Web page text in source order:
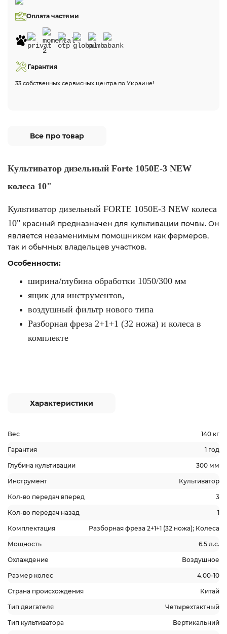
Оплата частями
Гарантия
33 собственных сервисных центра по Украине!
Все про товар
Культиватор дизельный Forte 1050E-3 NEW
колеса 10"
Культиватор дизельный FORTE 1050E-3 NEW колеса
10" красный предназначен для культивации почвы. Он
является незаменимым помощником как фермеров,
так и обычных владельцев участков.
Особенности:
ширина/глубина обработки 1050/300 мм
ящик для инструментов,
воздушный фильтр нового типа
Разборная фреза 2+1+1 (32 ножа) и колеса в
комплекте
Характеристики
Вес 140 кг
Гарантия 1 год
Глубина культивации 300 мм
Инструмент Культиватор
Кол-во передач вперед 3
Кол-во передач назад 1
Комплектация Разборная фреза 2+1+1 (32 ножа); Колеса
Мощность 6.5 л.с.
Охлаждение Воздушное
Размер колес 4.00-10
Страна происхождения Китай
Тип двигателя Четырехтактный
Тип культиватора Вертикальний